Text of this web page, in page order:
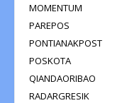
MOMENTUM
PAREPOS
PONTIANAKPOST
POSKOTA
QIANDAORIBAO
RADARGRESIK